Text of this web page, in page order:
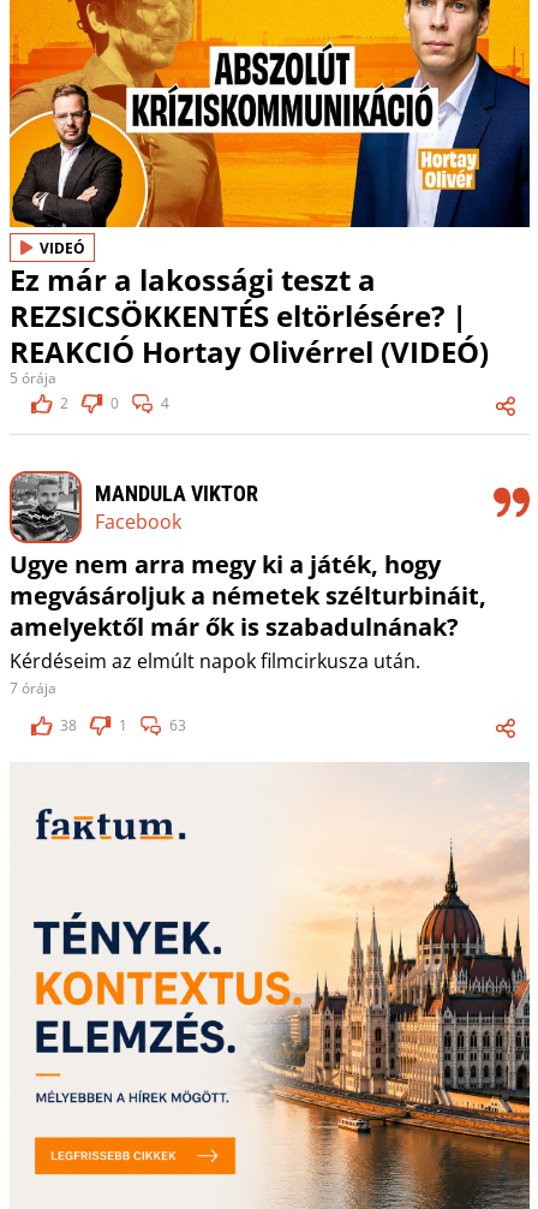
VIDEÓ
Ez már a lakossági teszt a
REZSICSÖKKENTÉS eltörlésére? |
REAKCIÓ Hortay Olivérrel (VIDEÓ)
5 órája
2
0 4
MANDULA VIKTOR
Facebook
Ugye nem arra megy ki a játék, hogy
megvásároljuk a németek szélturbináit,
amelyektől már ők is szabadulnának?
Kérdéseim az elmúlt napok filmcirkusza után.
7 órája
38
1 63